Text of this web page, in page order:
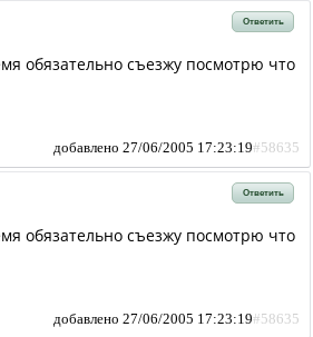
Ответить
обязательно съезжу посмотрю что
добавлено 27/06/2005 17:23:19#58635
Ответить
обязательно съезжу посмотрю что
добавлено 27/06/2005 17:23:19#58635